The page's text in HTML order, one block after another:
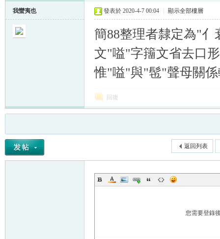
我蠻夷也 發表於 2020-4-7 00:04 顯示全部樓層
簡88整理者隸定為"
文"嗌"字籒文省去口
惟"嗌"與"髢"聲母關
回復
返回列表
您需要登錄